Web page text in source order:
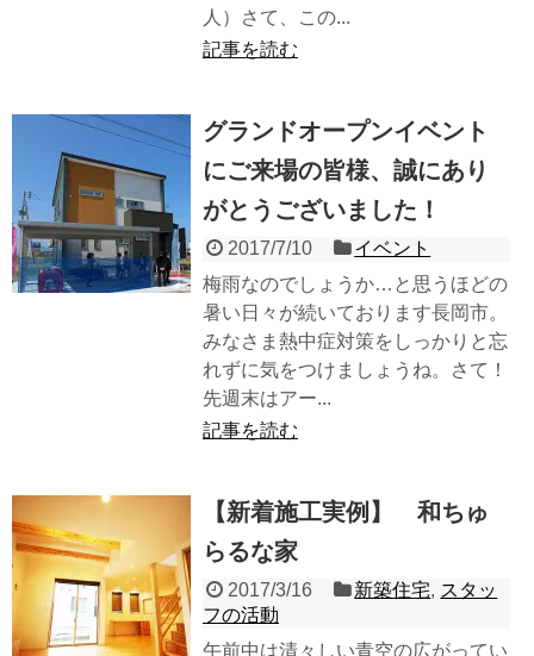
人）さて、この...
記事を読む
グランドオープンイベント
にご来場の皆様、誠にあり
がとうございました！
2017/7/10
イベント
梅雨なのでしょうか…と思うほどの
暑い日々が続いております長岡市。
みなさま熱中症対策をしっかりと忘
れずに気をつけましょうね。さて！
先週末はアー...
記事を読む
【新着施工実例】 和ちゅ
らるな家
2017/3/16 新築住宅, スタッ
フの活動
午前中は清々しい青空の広がってい